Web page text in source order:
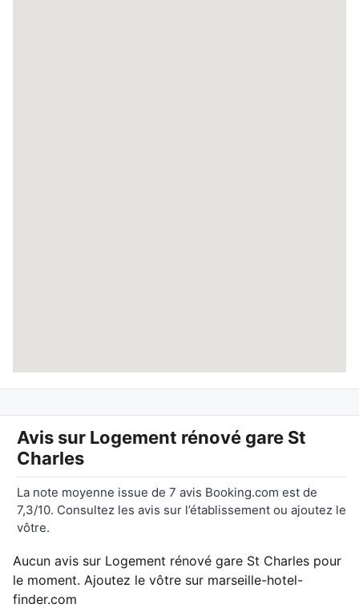
Avis sur Logement rénové gare St
Charles
La note moyenne issue de 7 avis Booking.com est de
7,3/10. Consultez les avis sur l’établissement ou ajoutez le
vôtre.
Aucun avis sur Logement rénové gare St Charles pour
le moment. Ajoutez le vôtre sur marseille-hotel-
finder.com